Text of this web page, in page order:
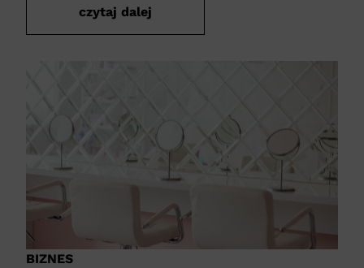
czytaj dalej
BIZNES